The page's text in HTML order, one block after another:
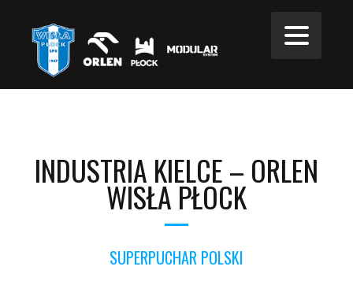
INDUSTRIA KIELCE – ORLEN
WISŁA PŁOCK
SUPERPUCHAR POLSKI